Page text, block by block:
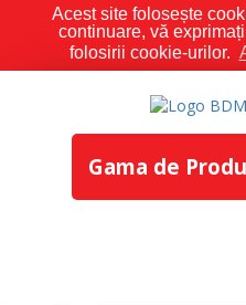
Acest site folosește
continuare, vă
folosirii cookie-urilor.
Gama de